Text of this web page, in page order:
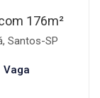
176m²
Santos-SP
Vaga